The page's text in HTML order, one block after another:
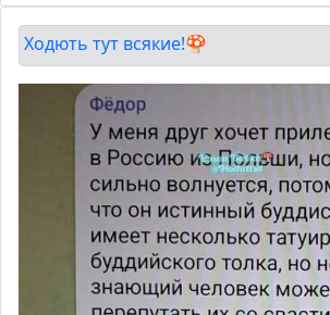
Ходють тут всякие!🍄